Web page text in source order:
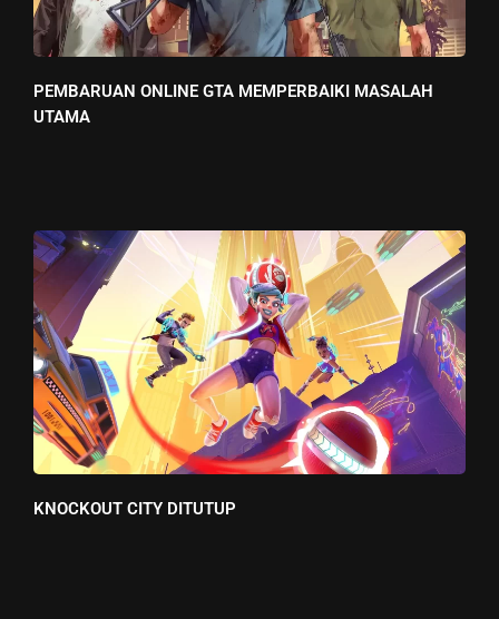
PEMBARUAN ONLINE GTA MEMPERBAIKI MASALAH
UTAMA
KNOCKOUT CITY DITUTUP